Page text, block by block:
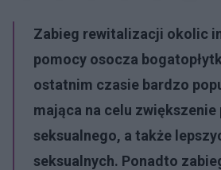
Zabieg rewitalizacji okolic
pomocy osocza
ostatnim czasie bardzo
mająca na celu zwiększenie
seksualnego, a także
seksualnych. Ponadto